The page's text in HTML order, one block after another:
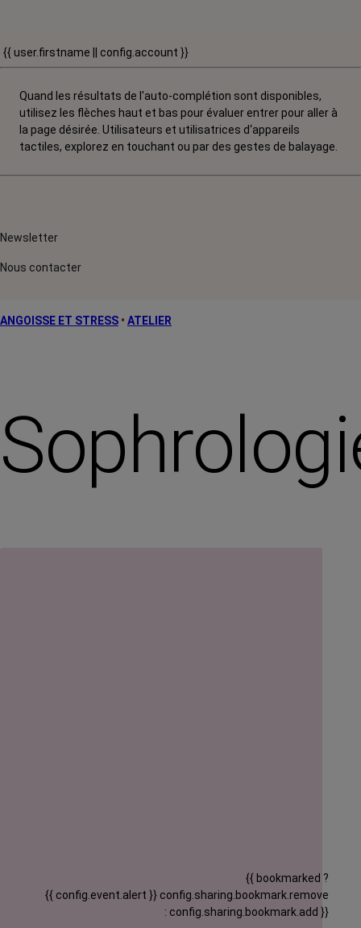
{{ user.firstname || config.account }}
Quand les résultats de l'auto-complétion sont disponibles,
utilisez les flèches haut et bas pour évaluer entrer pour aller à
la page désirée. Utilisateurs et utilisatrices d‘appareils
tactiles, explorez en touchant ou par des gestes de balayage.
Newsletter
Nous contacter
ANGOISSE ET STRESS • ATELIER
{{ config.event.alert }}
{{ bookmarked ?
config.sharing.bookmark.remove
: config.sharing.bookmark.add }}